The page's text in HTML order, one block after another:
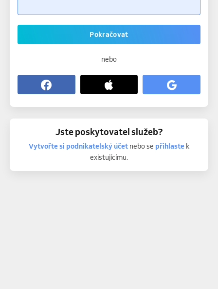
Pokračovat
nebo
Jste poskytovatel služeb?
Vytvořte si podnikatelský účetnebo se přihlastek
existujícímu.